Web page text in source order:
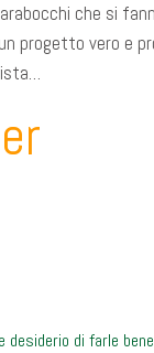
che si
progetto vero e
desiderio di farle